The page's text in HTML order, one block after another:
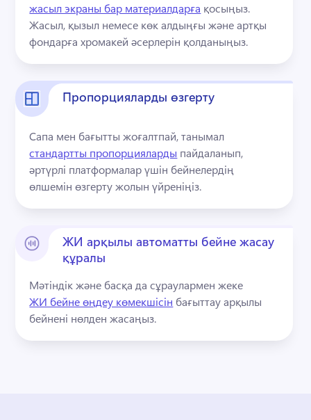
жасыл экраны бар материалдарға
Жасыл, қызыл немесе көк алдыңғы және артқы
фондарға хромакей әсерлерін қолданыңыз.
Пропорцияларды өзгерту
Сапа мен бағытты жоғалтпай, танымал
стандартты пропорцияларды пайдаланып,
әртүрлі платформалар үшін бейнелердің
өлшемін өзгерту жолын үйреніңіз.
ЖИ арқылы автоматты бейне жасау
құралы
Мәтіндік және басқа да сұраулармен жеке
ЖИ бейне өңдеу көмекшісін бағыттау арқылы
бейнені нөлден жасаңыз.